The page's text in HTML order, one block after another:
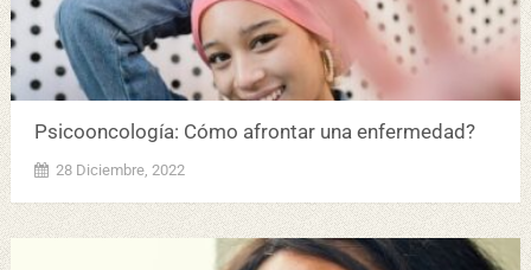
Psicooncología: Cómo afrontar una enfermedad?
28 Diciembre, 2022